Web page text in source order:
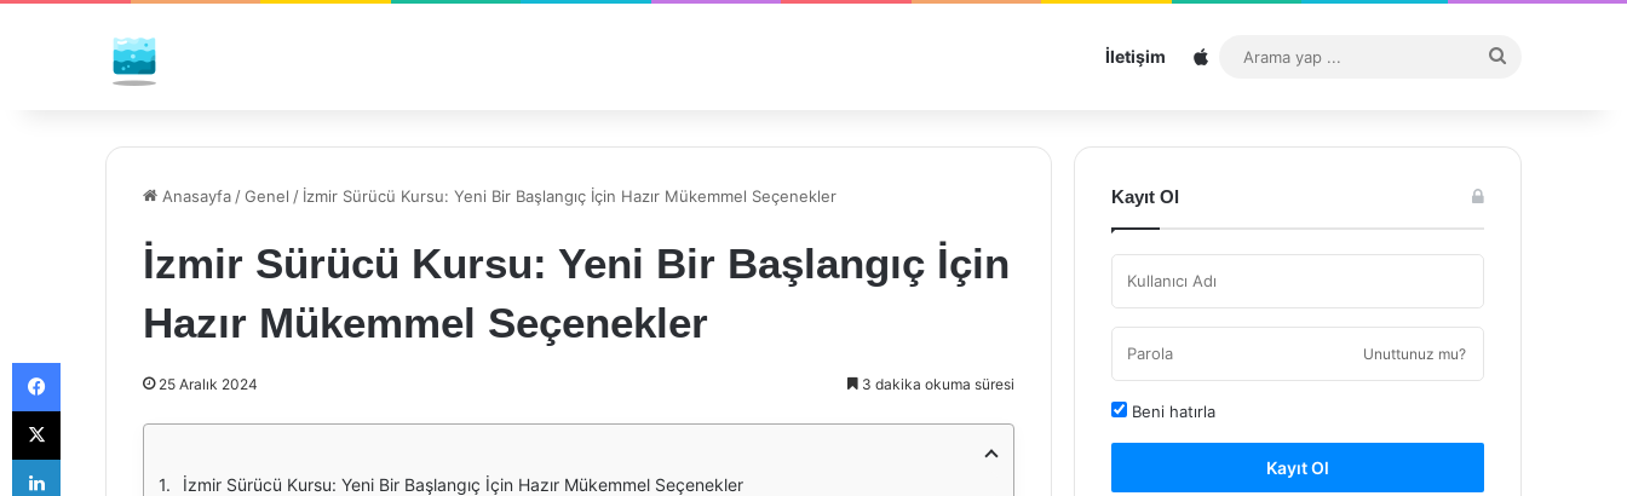
İletişim Sitemap
...
Anasayfa /Genel / İzmir Sürücü Kursu: Yeni Bir Başlangıç İçin Hazır Mükemmel Seçenekler
İzmir Sürücü Kursu: Yeni Bir Başlangıç İçin
Hazır Mükemmel Seçenekler
25 Aralık 2024 3 dakika okuma süresi
İzmir Sürücü Kursu: Yeni Bir Başlangıç İçin Hazır Mükemmel Seçenekler
Kayıt Ol
Unuttunuz mu?
Beni hatırla
Kayıt Ol
Facebook
X
LinkedIn